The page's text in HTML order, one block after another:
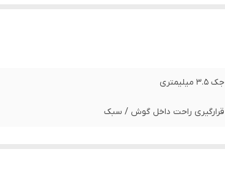
جک 3.5 میلیمتری
قرارگیری راحت داخل گوش / سبک